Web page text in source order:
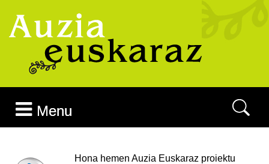
Menu
Hona hemen Auzia Euskaraz proiektu